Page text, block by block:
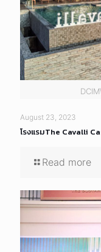
August 23, 2023
โรงแรมThe Cavalli
Read more